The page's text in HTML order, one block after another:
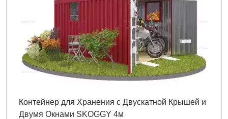
Контейнер для Хранения с Двускатной Крышей и
Двумя Окнами SKOGGY 4м